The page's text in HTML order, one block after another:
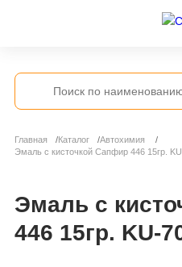
Главная Каталог
Автохимия
Эмаль с кисточкой Сапфир 446 15гр.
Эмаль с
446 15гр. KU-